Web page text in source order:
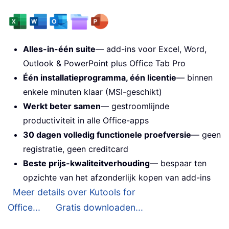
Alles-in-één suite— add-ins voor Excel, Word,
Outlook & PowerPoint plus Office Tab Pro
Één installatieprogramma, één licentie— binnen
enkele minuten klaar (MSI-geschikt)
Werkt beter samen— gestroomlijnde
productiviteit in alle Office-apps
30 dagen volledig functionele proefversie— geen
registratie, geen creditcard
Beste prijs-kwaliteitverhouding— bespaar ten
opzichte van het afzonderlijk kopen van add-ins
Meer details over Kutools for
Office...
Gratis downloaden...